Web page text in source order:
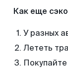
Как еще
У разных
Лететь